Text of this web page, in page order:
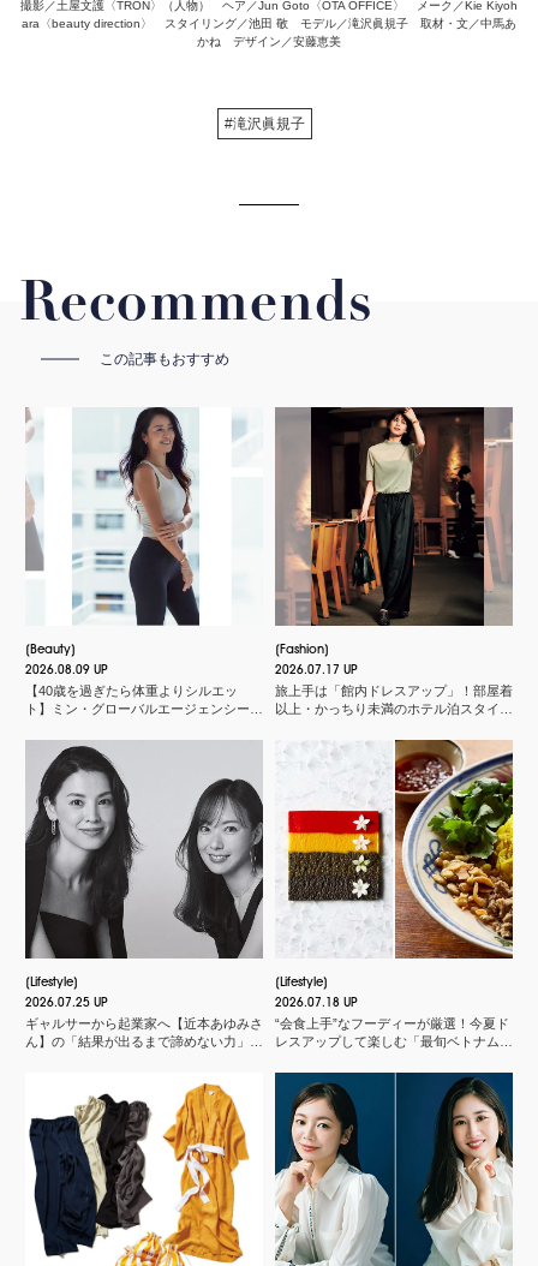
撮影／土屋文護〈TRON〉（人物） ヘア／Jun Goto〈OTA OFFICE〉 メーク／Kie Kiyoh
ara〈beauty direction〉 スタイリング／池田 敬 モデル／滝沢眞規子 取材・文／中馬あ
かね デザイン／安藤恵美
#滝沢眞規子
Recommends
この記事もおすすめ
Beauty
2026.08.09 UP
【40歳を過ぎたら体重よりシルエッ
ト】ミン・グローバルエージェンシー
Fashion
2026.07.17 UP
旅上手は「館内ドレスアップ」！部屋着
以上・かっちり未満のホテル泊スタイル
Lifestyle
2026.07.25 UP
ギャルサーから起業家へ【近本あゆみさ
ん】の「結果が出るまで諦めない力」と
Lifestyle
2026.07.18 UP
“会食上手”なフーディーが厳選！今夏ド
レスアップして楽しむ「最旬ベトナム料